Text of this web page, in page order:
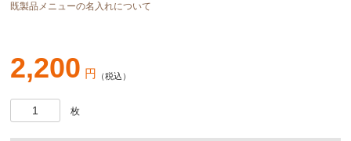
既製品メニューの名入れについて
2,200 円 （税込）
枚